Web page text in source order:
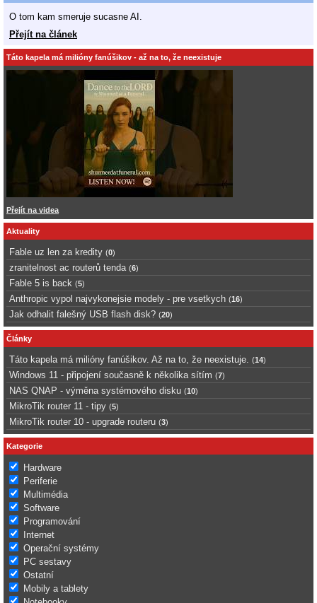
O tom kam smeruje sucasne AI.
Přejít na článek
Táto kapela má milióny fanúšikov - až na to, že neexistuje
Přejít na videa
Aktuality
Fable uz len za kredity (0)
zranitelnost ac routerů tenda (6)
Fable 5 is back (5)
Anthropic vypol najvykonejsie modely - pre vsetkych (16)
Jak odhalit falešný USB flash disk? (20)
Články
Táto kapela má milióny fanúšikov. Až na to, že neexistuje. (14)
Windows 11 - připojení současně k několika sítím (7)
NAS QNAP - výměna systémového disku (10)
MikroTik router 11 - tipy (5)
MikroTik router 10 - upgrade routeru (3)
Kategorie
Hardware
Periferie
Multimédia
Software
Programování
Internet
Operační systémy
PC sestavy
Ostatní
Mobily a tablety